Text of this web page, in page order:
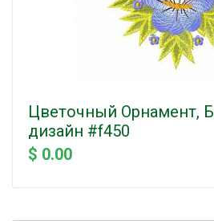
Цветочный Орнамент,
дизайн #f450
$ 0.00